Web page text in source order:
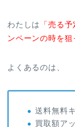
わたしは
「売る
ンペーンの時を狙
よくあるのは、
送料無料
買取額ア